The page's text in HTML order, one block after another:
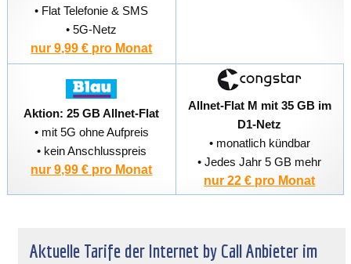
• Flat Telefonie & SMS
• 5G-Netz
nur 9,99 € pro Monat
Aktion: 25 GB Allnet-Flat
• mit 5G ohne Aufpreis
• kein Anschlusspreis
nur 9,99 € pro Monat
Allnet-Flat M mit 35 GB im
D1-Netz
• monatlich kündbar
• Jedes Jahr 5 GB mehr
nur 22 € pro Monat
Aktuelle Tarife der Internet by Call Anbieter im